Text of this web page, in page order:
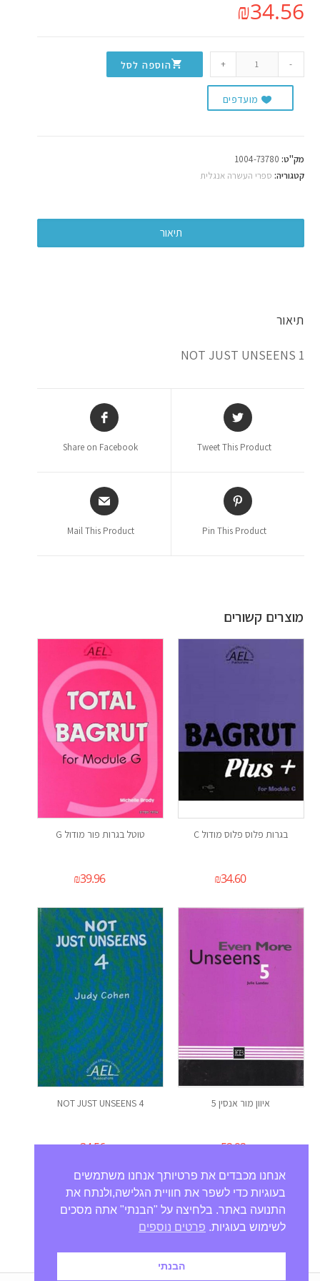
₪34.56
-
+ הוספה לסל
מועדפים
מק"ט: 1004-73780
קטגוריה: ספרי העשרה אנגלית
תיאור
תיאור
NOT JUST UNSEENS 1
Tweet This Product
Share on Facebook
Pin This Product
Mail This Product
מוצרים קשורים
בגרות פלוס פלוס מודול C
₪34.60
טוטל בגרות פור מודול G
₪39.96
איוון מור אנסין 5
₪52.92
NOT JUST UNSEENS 4
₪34.56
אנחנו מכבדים את פרטיותך אנחנו משתמשים
בעוגיות כדי לשפר את חוויית הגלישה,ולנתח את
התנועה באתר. בלחיצה על "הבנתי" אתה מסכים
לשימוש בעוגיות. פרטים נוספים
הבנתי